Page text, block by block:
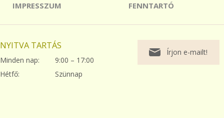
IMPRESSZUM FENNTARTÓ
NYITVA TARTÁS
Minden nap:
9:00 – 17:00
Hétfő:
Szünnap
Írjon e-mailt!